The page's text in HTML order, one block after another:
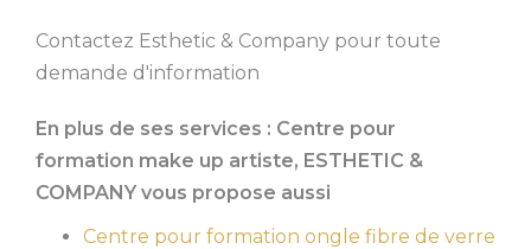
Contactez Esthetic & Company pour toute
demande d'information
En plus de ses services : Centre pour
formation make up artiste, ESTHETIC &
COMPANY vous propose aussi
Centre pour formation ongle fibre de verre